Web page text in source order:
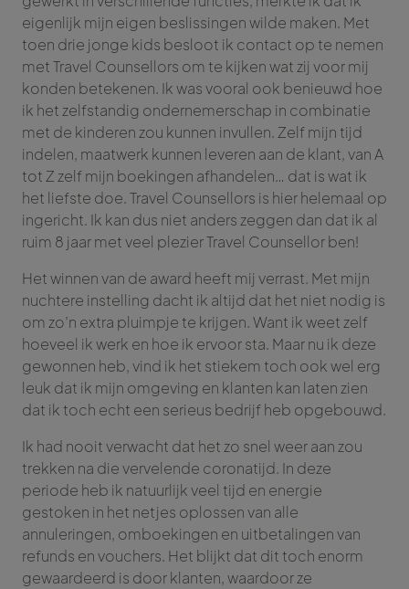
eigenlijk mijn eigen beslissingen wilde maken. Met
toen drie jonge kids besloot ik contact op te nemen
met Travel Counsellors om te kijken wat zij voor mij
konden betekenen. Ik was vooral ook benieuwd hoe
ik het zelfstandig ondernemerschap in combinatie
met de kinderen zou kunnen invullen. Zelf mijn tijd
indelen, maatwerk kunnen leveren aan de klant, van A
tot Z zelf mijn boekingen afhandelen… dat is wat ik
het liefste doe. Travel Counsellors is hier helemaal op
ingericht. Ik kan dus niet anders zeggen dan dat ik al
ruim 8 jaar met veel plezier Travel Counsellor ben!
Het winnen van de award heeft mij verrast. Met mijn
nuchtere instelling dacht ik altijd dat het niet nodig is
om zo’n extra pluimpje te krijgen. Want ik weet zelf
hoeveel ik werk en hoe ik ervoor sta. Maar nu ik deze
gewonnen heb, vind ik het stiekem toch ook wel erg
leuk dat ik mijn omgeving en klanten kan laten zien
dat ik toch echt een serieus bedrijf heb opgebouwd.
Ik had nooit verwacht dat het zo snel weer aan zou
trekken na die vervelende coronatijd. In deze
periode heb ik natuurlijk veel tijd en energie
gestoken in het netjes oplossen van alle
annuleringen, omboekingen en uitbetalingen van
refunds en vouchers. Het blijkt dat dit toch enorm
gewaardeerd is door klanten, waardoor ze